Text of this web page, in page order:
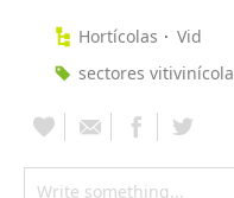
Hortícolas
Vid
sectores vitivinícola